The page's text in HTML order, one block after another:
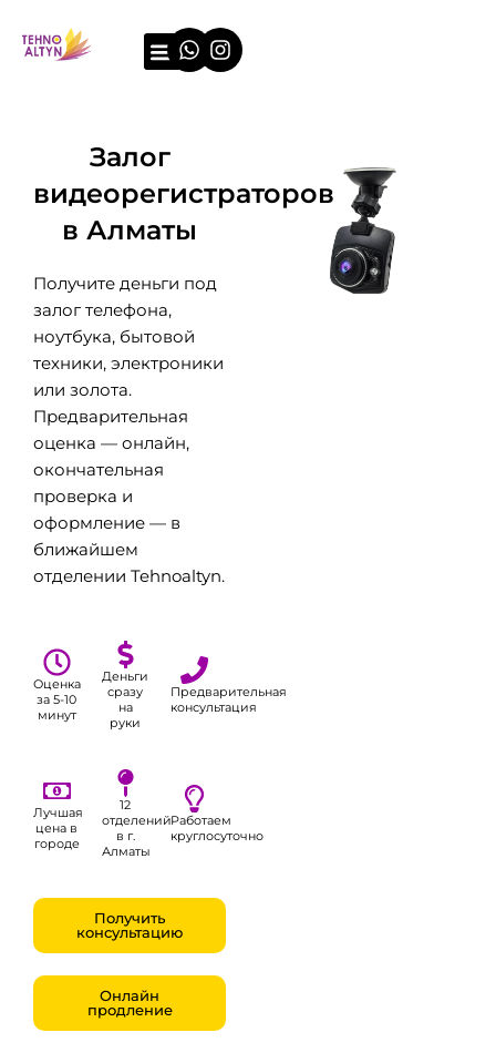
содержимому
Whatsapp
Instagram
Залог
видеорегистраторов
в Алматы
Получите деньги под
залог телефона,
ноутбука, бытовой
техники, электроники
или золота.
Предварительная
оценка — онлайн,
окончательная
проверка и
оформление — в
ближайшем
отделении Tehnoaltyn.
Оценка
за 5-10
минут
Деньги
сразу
на
руки
Предварительная
консультация
Лучшая
цена в
городе
12
отделений
в г.
Алматы
Работаем
круглосуточно
Получить
консультацию
Онлайн
продление